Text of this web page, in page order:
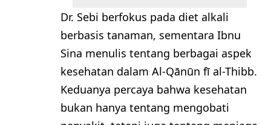
Dr. Sebi berfokus pada diet alkali
berbasis tanaman, sementara Ibnu
Sina menulis tentang berbagai aspek
kesehatan dalam Al-Qānūn fī al-Thibb.
Keduanya percaya bahwa kesehatan
bukan hanya tentang mengobati